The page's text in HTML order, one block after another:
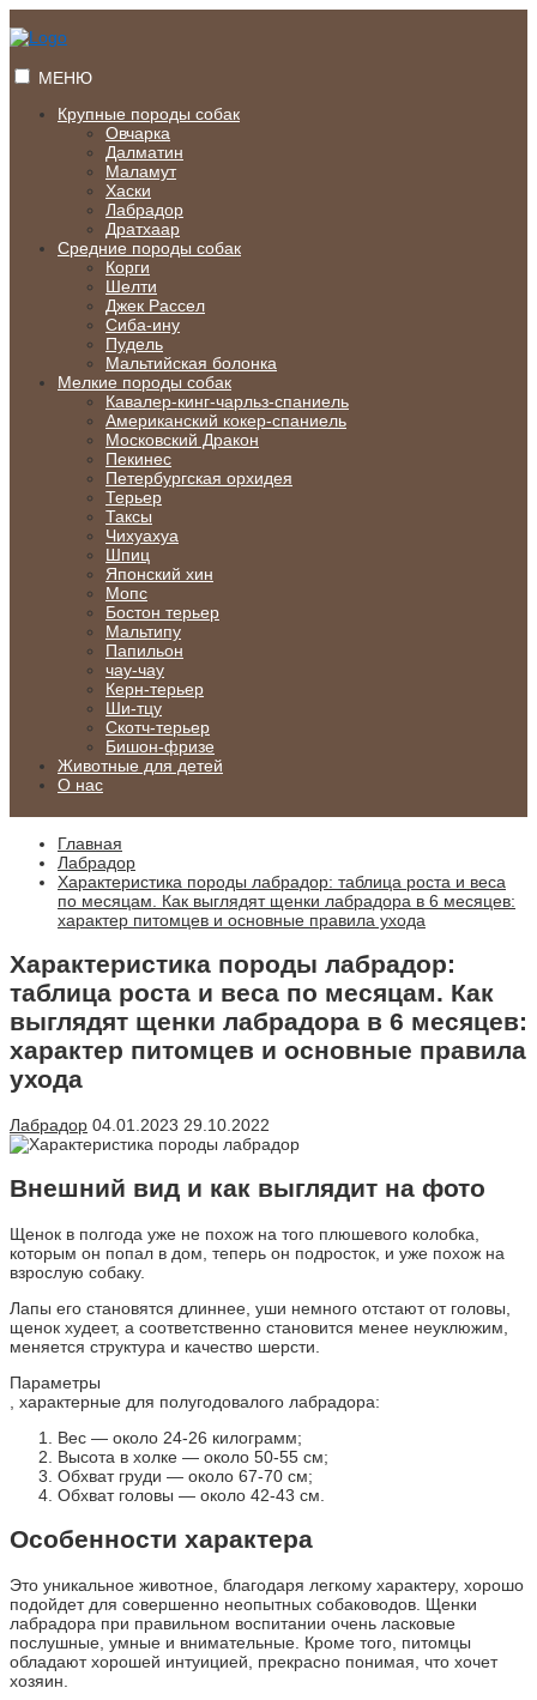
к
МЕНЮ
Крупные породы собак
Овчарка
Далматин
Маламут
Хаски
Лабрадор
Дратхаар
Средние породы собак
Корги
Шелти
Джек Рассел
Сиба-ину
Пудель
Мальтийская болонка
Мелкие породы собак
Кавалер-кинг-чарльз-спаниель
Американский кокер-спаниель
Московский Дракон
Пекинес
Петербургская орхидея
Терьер
Таксы
Чихуахуа
Шпиц
Японский хин
Мопс
Бостон терьер
Мальтипу
Папильон
чау-чау
Керн-терьер
Ши-тцу
Скотч-терьер
Бишон-фризе
Животные для детей
О нас
Главная
Лабрадор
Характеристика породы лабрадор: таблица роста и веса
по месяцам. Как выглядят щенки лабрадора в 6 месяцев:
характер питомцев и основные правила ухода
Характеристика породы лабрадор:
таблица роста и веса по месяцам. Как
выглядят щенки лабрадора в 6 месяцев:
характер питомцев и основные правила
ухода
Лабрадор 04.01.2023 29.10.2022
Внешний вид и как выглядит на фото
Щенок в полгода уже не похож на того плюшевого колобка,
которым он попал в дом, теперь он подросток, и уже похож на
взрослую собаку.
Лапы его становятся длиннее, уши немного отстают от головы,
щенок худеет, а соответственно становится менее неуклюжим,
меняется структура и качество шерсти.
Параметры
, характерные для полугодовалого лабрадора:
Вес — около 24-26 килограмм;
Высота в холке — около 50-55 см;
Обхват груди — около 67-70 см;
Обхват головы — около 42-43 см.
Особенности характера
Это уникальное животное, благодаря легкому характеру, хорошо
подойдет для совершенно неопытных собаководов. Щенки
лабрадора при правильном воспитании очень ласковые
послушные, умные и внимательные. Кроме того, питомцы
обладают хорошей интуицией, прекрасно понимая, что хочет
хозяин.